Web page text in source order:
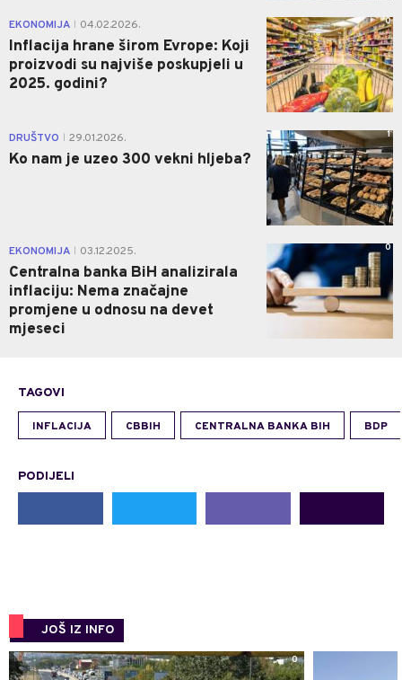
EKONOMIJA 04.02.2026.
Inflacija hrane širom Evrope: Koji
proizvodi su najviše poskupjeli u
2025. godini?
0
DRUŠTVO 29.01.2026.
Ko nam je uzeo 300 vekni hljeba?
1
EKONOMIJA 03.12.2025.
Centralna banka BiH analizirala
inflaciju: Nema značajne
promjene u odnosu na devet
mjeseci
0
TAGOVI
INFLACIJA CBBIH CENTRALNA BANKA BIH BDP
PODIJELI
JOŠ IZ INFO
0